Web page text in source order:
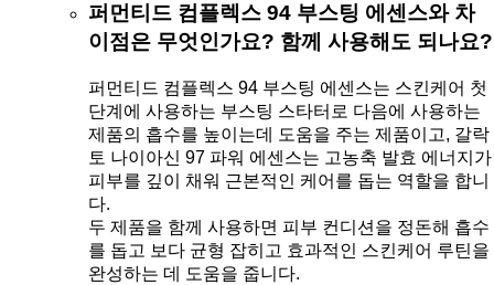
퍼먼티드 컴플렉스 94 부스팅 에센스와 차
이점은 무엇인가요? 함께 사용해도 되나요?
퍼먼티드 컴플렉스 94 부스팅 에센스는 스킨케어 첫
단계에 사용하는 부스팅 스타터로 다음에 사용하는
제품의 흡수를 높이는데 도움을 주는 제품이고, 갈락
토 나이아신 97 파워 에센스는 고농축 발효 에너지가
피부를 깊이 채워 근본적인 케어를 돕는 역할을 합니
다.
두 제품을 함께 사용하면 피부 컨디션을 정돈해 흡수
를 돕고 보다 균형 잡히고 효과적인 스킨케어 루틴을
완성하는 데 도움을 줍니다.